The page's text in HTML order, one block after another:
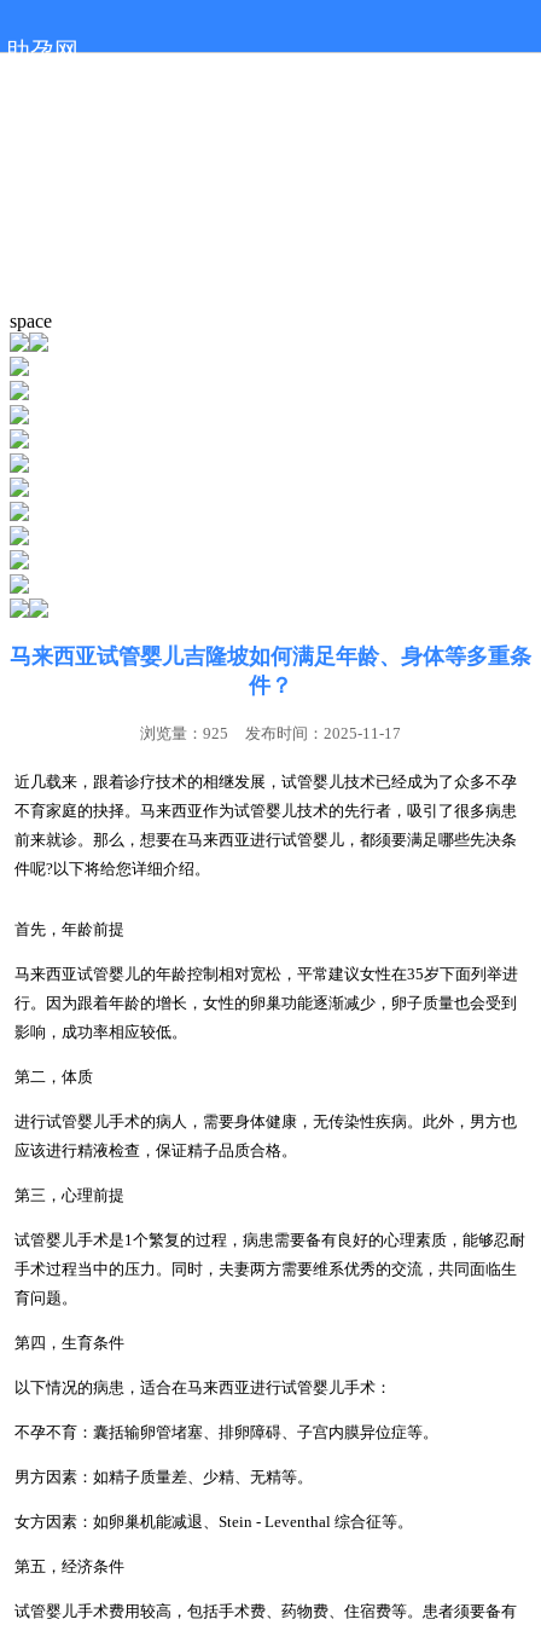
助孕网
space
马来西亚试管婴儿吉隆坡如何满足年龄、身体等多重条
件？
浏览量：925 发布时间：2025-11-17
近几载来，跟着诊疗技术的相继发展，试管婴儿技术已经成为了众多不孕
不育家庭的抉择。马来西亚作为试管婴儿技术的先行者，吸引了很多病患
前来就诊。那么，想要在马来西亚进行试管婴儿，都须要满足哪些先决条
件呢?以下将给您详细介绍。
首先，年龄前提
马来西亚试管婴儿的年龄控制相对宽松，平常建议女性在35岁下面列举进
行。因为跟着年龄的增长，女性的卵巢功能逐渐减少，卵子质量也会受到
影响，成功率相应较低。
第二，体质
进行试管婴儿手术的病人，需要身体健康，无传染性疾病。此外，男方也
应该进行精液检查，保证精子品质合格。
第三，心理前提
试管婴儿手术是1个繁复的过程，病患需要备有良好的心理素质，能够忍耐
手术过程当中的压力。同时，夫妻两方需要维系优秀的交流，共同面临生
育问题。
第四，生育条件
以下情况的病患，适合在马来西亚进行试管婴儿手术：
不孕不育：囊括输卵管堵塞、排卵障碍、子宫内膜异位症等。
男方因素：如精子质量差、少精、无精等。
女方因素：如卵巢机能减退、Stein - Leventhal 综合征等。
第五，经济条件
试管婴儿手术费用较高，包括手术费、药物费、住宿费等。患者须要备有